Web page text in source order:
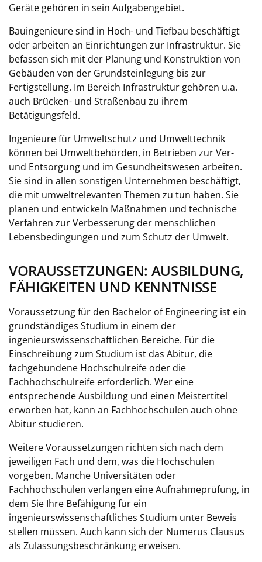
Geräte gehören in sein Aufgabengebiet.
Bauingenieure sind in Hoch- und Tiefbau beschäftigt
oder arbeiten an Einrichtungen zur Infrastruktur. Sie
befassen sich mit der Planung und Konstruktion von
Gebäuden von der Grundsteinlegung bis zur
Fertigstellung. Im Bereich Infrastruktur gehören u.a.
auch Brücken- und Straßenbau zu ihrem
Betätigungsfeld.
Ingenieure für Umweltschutz und Umwelttechnik
können bei Umweltbehörden, in Betrieben zur Ver-
und Entsorgung und im Gesundheitswesen arbeiten.
Sie sind in allen sonstigen Unternehmen beschäftigt,
die mit umweltrelevanten Themen zu tun haben. Sie
planen und entwickeln Maßnahmen und technische
Verfahren zur Verbesserung der menschlichen
Lebensbedingungen und zum Schutz der Umwelt.
VORAUSSETZUNGEN: AUSBILDUNG,
FÄHIGKEITEN UND KENNTNISSE
Voraussetzung für den Bachelor of Engineering ist ein
grundständiges Studium in einem der
ingenieurswissenschaftlichen Bereiche. Für die
Einschreibung zum Studium ist das Abitur, die
fachgebundene Hochschulreife oder die
Fachhochschulreife erforderlich. Wer eine
entsprechende Ausbildung und einen Meistertitel
erworben hat, kann an Fachhochschulen auch ohne
Abitur studieren.
Weitere Voraussetzungen richten sich nach dem
jeweiligen Fach und dem, was die Hochschulen
vorgeben. Manche Universitäten oder
Fachhochschulen verlangen eine Aufnahmeprüfung, in
dem Sie Ihre Befähigung für ein
ingenieurswissenschaftliches Studium unter Beweis
stellen müssen. Auch kann sich der Numerus Clausus
als Zulassungsbeschränkung erweisen.